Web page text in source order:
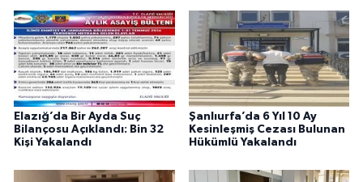
Elazığ’da Bir Ayda Suç
Bilançosu Açıklandı: Bin 32
Kişi Yakalandı
Şanlıurfa’da 6 Yıl 10 Ay
Kesinleşmiş Cezası Bulunan
Hükümlü Yakalandı